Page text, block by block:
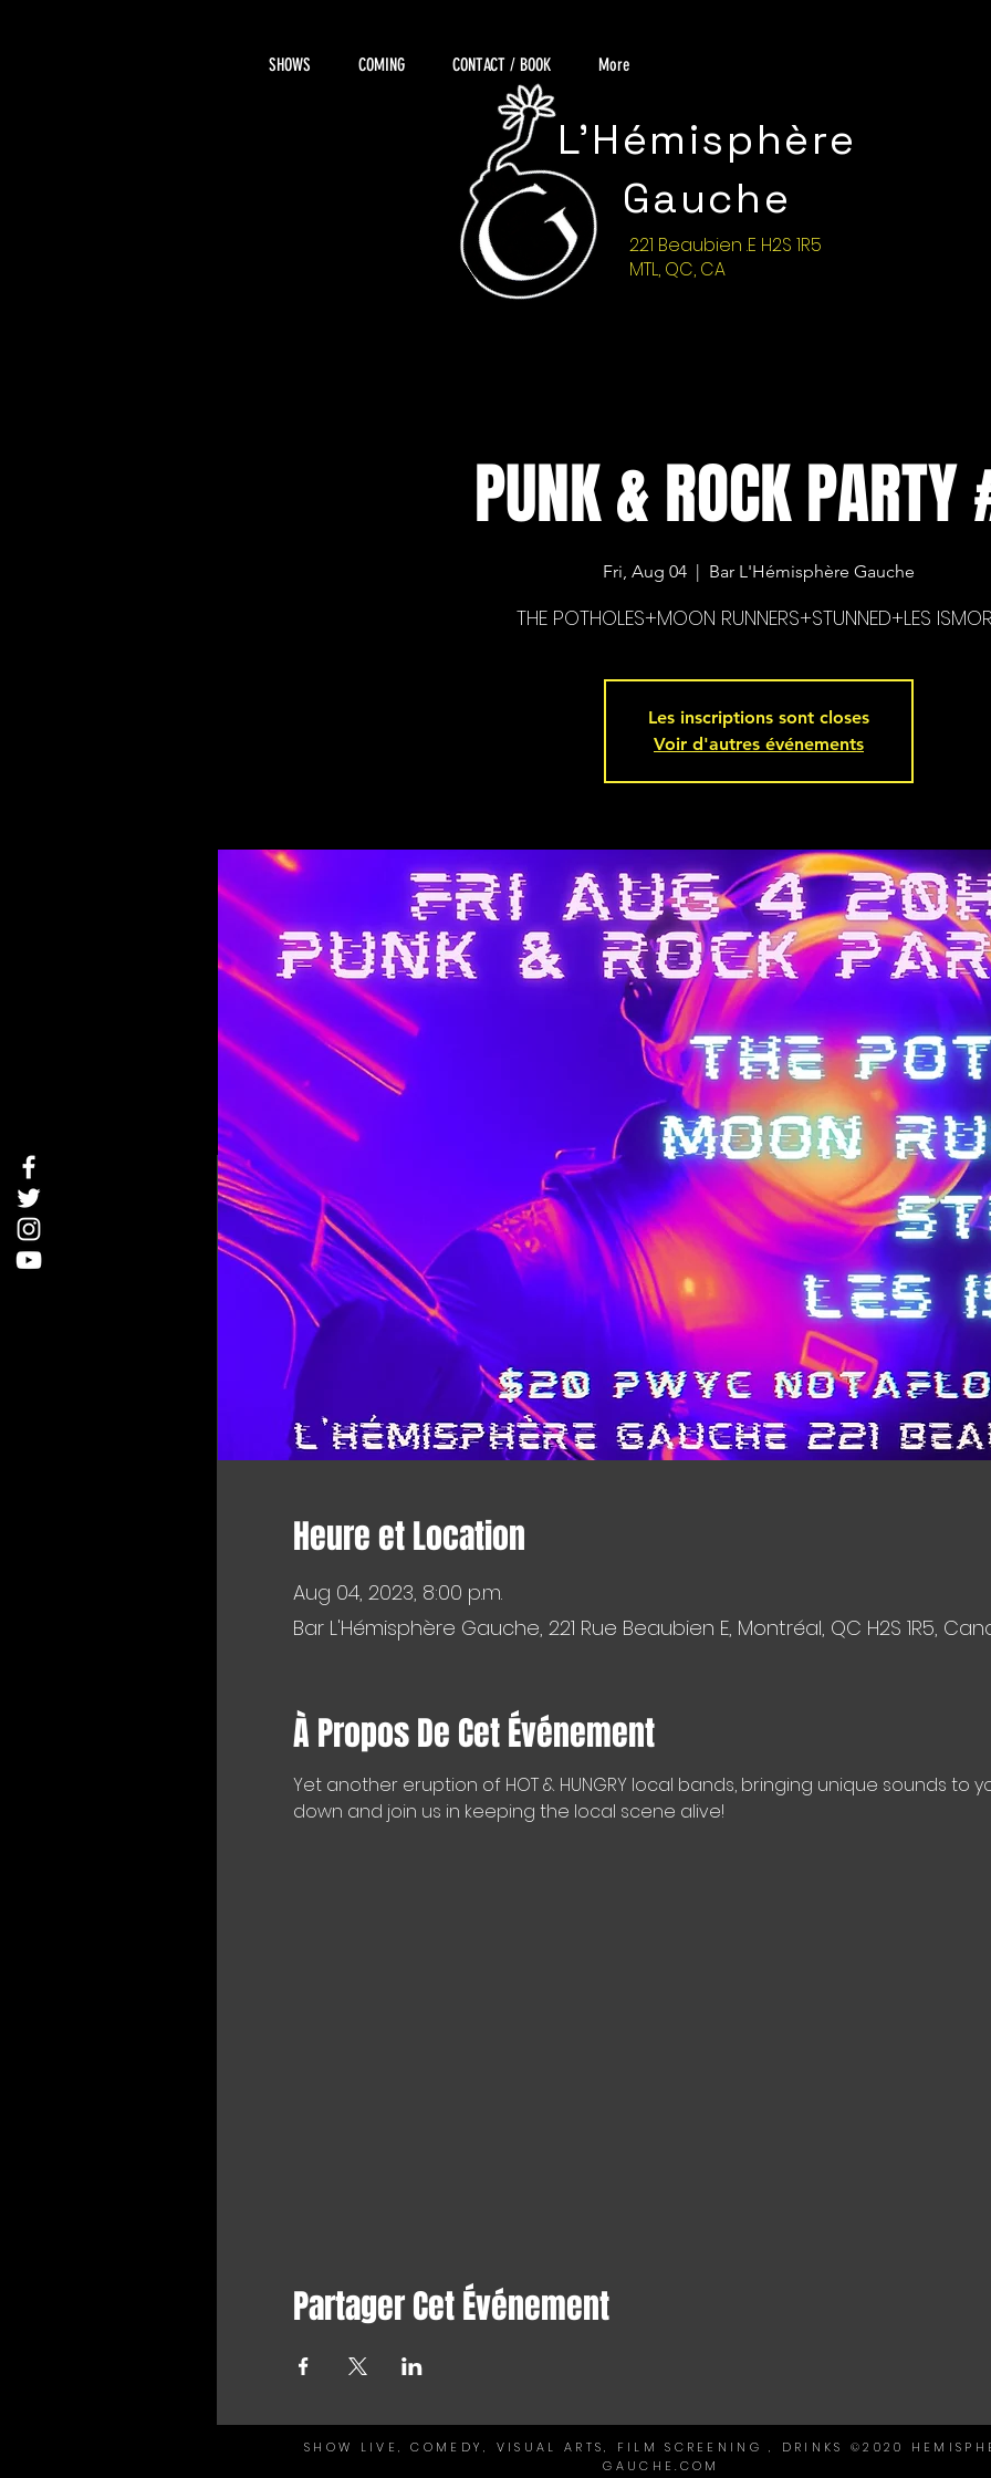
221 Beaubien .E H2S 1R5
MTL, QC, CA
L'Hémisphère
Gauche
SHOWS COMING CONTACT / BOOK More
PUNK & ROCK
Fri, Aug 04
  |
Bar L'Hémisphère Gauche
THE POTHOLES+MOON RUNNERS+STUNNED+LES
Les inscriptions sont closes
Voir d'autres événements
Heure et Location
Aug 04, 2023, 8:00 p.m.
Bar L'Hémisphère Gauche, 221 Rue Beaubien E, Montréal, QC H2S 1R5,
À Propos De Cet Événement
Yet another eruption of HOT & HUNGRY local bands, bringing unique sounds to
down and join us in keeping the local scene alive!
Partager Cet Événement
SHOW LIVE, COMEDY, VISUAL ARTS, FILM SCREENING , DRINKS ©2020
GAUCHE.COM